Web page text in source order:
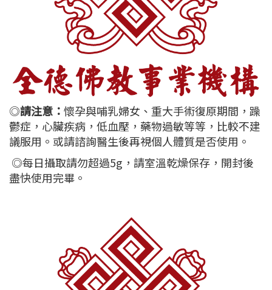
◎請注意： 懷孕與哺乳婦女、重大手術復原期間，躁
鬱症，心臟疾病，低血壓，藥物過敏等等，比較不建
議服用。或請諮詢醫生後再視個人體質是否使用。
◎每日攝取請勿超過5g，請室溫乾燥保存，開封後
盡快使用完畢。